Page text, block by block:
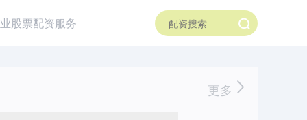
股票配资服务
更多